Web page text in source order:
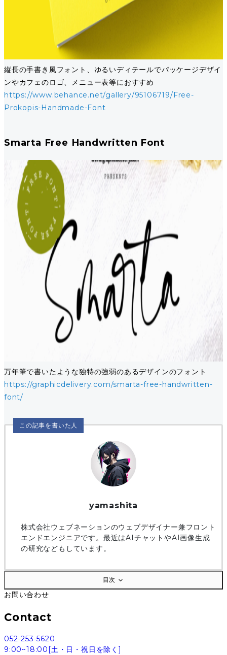
縦長の手書き風フォント、ゆるいディテールでパッケージデザイ
ンやカフェのロゴ、メニュー表等におすすめ
https://www.behance.net/gallery/95106719/Free-
Prokopis-Handmade-Font
Smarta Free Handwritten Font
万年筆で書いたような独特の強弱のあるデザインのフォント
https://graphicdelivery.com/smarta-free-handwritten-
font/
この記事を書いた人
yamashita
株式会社ウェブネーションのウェブデザイナー兼フロント
エンドエンジニアです。最近はAIチャットやAI画像生成
の研究などもしています。
目次
お問い合わせ
Contact
052-253-5620
9:00~18:00[土・日・祝日を除く]